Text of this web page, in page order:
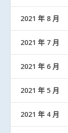
2021 年 8 月
2021 年 7 月
2021 年 6 月
2021 年 5 月
2021 年 4 月